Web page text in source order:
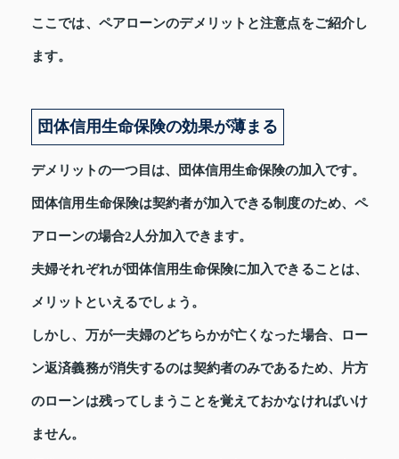
ここでは、ペアローンのデメリットと注意点をご紹介し
ます。
団体信用生命保険の効果が薄まる
デメリットの一つ目は、団体信用生命保険の加入です。
団体信用生命保険は契約者が加入できる制度のため、ペ
アローンの場合2人分加入できます。
夫婦それぞれが団体信用生命保険に加入できることは、
メリットといえるでしょう。
しかし、万が一夫婦のどちらかが亡くなった場合、ロー
ン返済義務が消失するのは契約者のみであるため、片方
のローンは残ってしまうことを覚えておかなければいけ
ません。